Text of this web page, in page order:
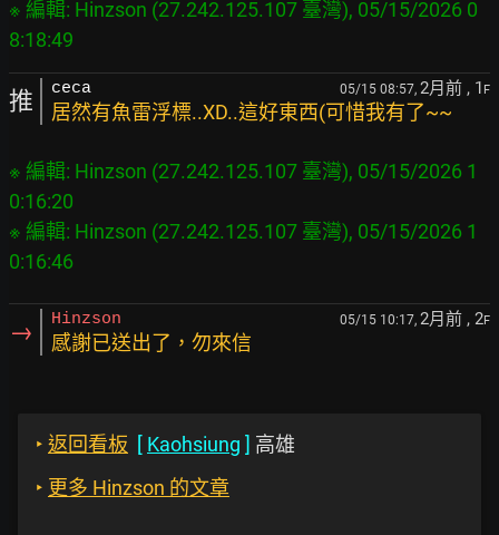
※ 編輯: Hinzson (27.242.125.107 臺灣), 05/15/2026 0
推 ceca 05/15 08:57, 2月前 , 1 F
居然有魚雷浮標..XD..這好東西(可惜我有了~~
※ 編輯: Hinzson (27.242.125.107 臺灣), 05/15/2026 1
0:16:20
※ 編輯: Hinzson (27.242.125.107 臺灣), 05/15/2026 1
→ Hinzson 05/15 10:17, 2月前 , 2F
感謝已送出了，勿來信
‣ 返回看板 [ Kaohsiung ] 高雄
‣ 更多 Hinzson 的文章